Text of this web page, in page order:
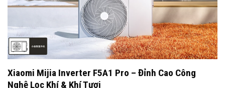
Xiaomi Mijia Inverter F5A1 Pro – Đỉnh Cao Công
Nghệ Lọc Khí & Khí Tươi